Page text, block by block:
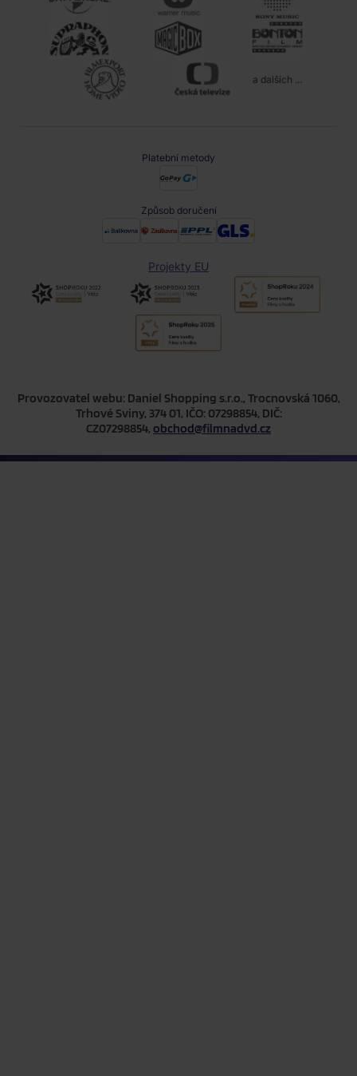
a dalších ...
Platební metody
Způsob doručení
Projekty EU
Provozovatel webu: Daniel Shopping s.r.o., Trocnovská 1060,
Trhové Sviny, 374 01, IČO: 07298854, DIČ:
CZ07298854, obchod@filmnadvd.cz